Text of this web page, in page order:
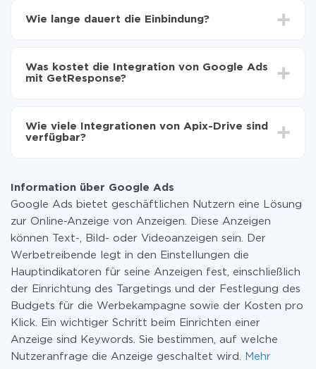
GetResponse zu übertragen
Ads auf GetResponse übertragen
Wie lange dauert die Einbindung?
Im Durchschnitt dauert es 10-15 Minuten.
Was kostet die Integration von Google Ads
mit GetResponse?
zahlen nur für die Datenmenge, die über unseren
Service von einem System auf ein anderes übertragen
Weitere Informationen zu Tarifen
Wie viele Integrationen von Apix-Drive sind
verfügbar?
Information über Google Ads
Google Ads bietet geschäftlichen Nutzern eine Lösung
zur Online-Anzeige von Anzeigen. Diese Anzeigen
können Text-, Bild- oder Videoanzeigen sein. Der
Werbetreibende legt in den Einstellungen die
Hauptindikatoren für seine Anzeigen fest, einschließlich
der Einrichtung des Targetings und der Festlegung des
Budgets für die Werbekampagne sowie der Kosten pro
Klick. Ein wichtiger Schritt beim Einrichten einer
Anzeige sind Keywords. Sie bestimmen, auf welche
Nutzeranfrage die Anzeige geschaltet wird.
Mehr